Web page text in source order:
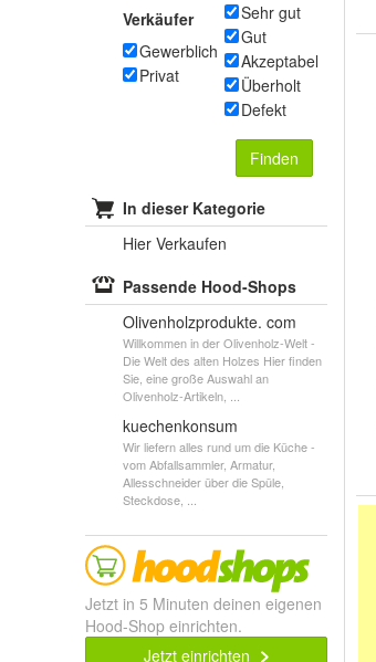
Verkäufer
Gewerblich
Privat
Sehr gut
Gut
Akzeptabel
Überholt
Defekt
Finden
In dieser Kategorie
Hier Verkaufen
Passende Hood-Shops
Olivenholzprodukte. com
Willkommen in der Olivenholz-Welt -
Die Welt des alten Holzes Hier finden
Sie, eine große Auswahl an
Olivenholz-Artikeln, ...
kuechenkonsum
Wir liefern alles rund um die Küche -
vom Abfallsammler, Armatur,
Allesschneider über die Spüle,
Steckdose, ...
Jetzt in 5 Minuten deinen eigenen
Hood-Shop einrichten.
Jetzt einrichten